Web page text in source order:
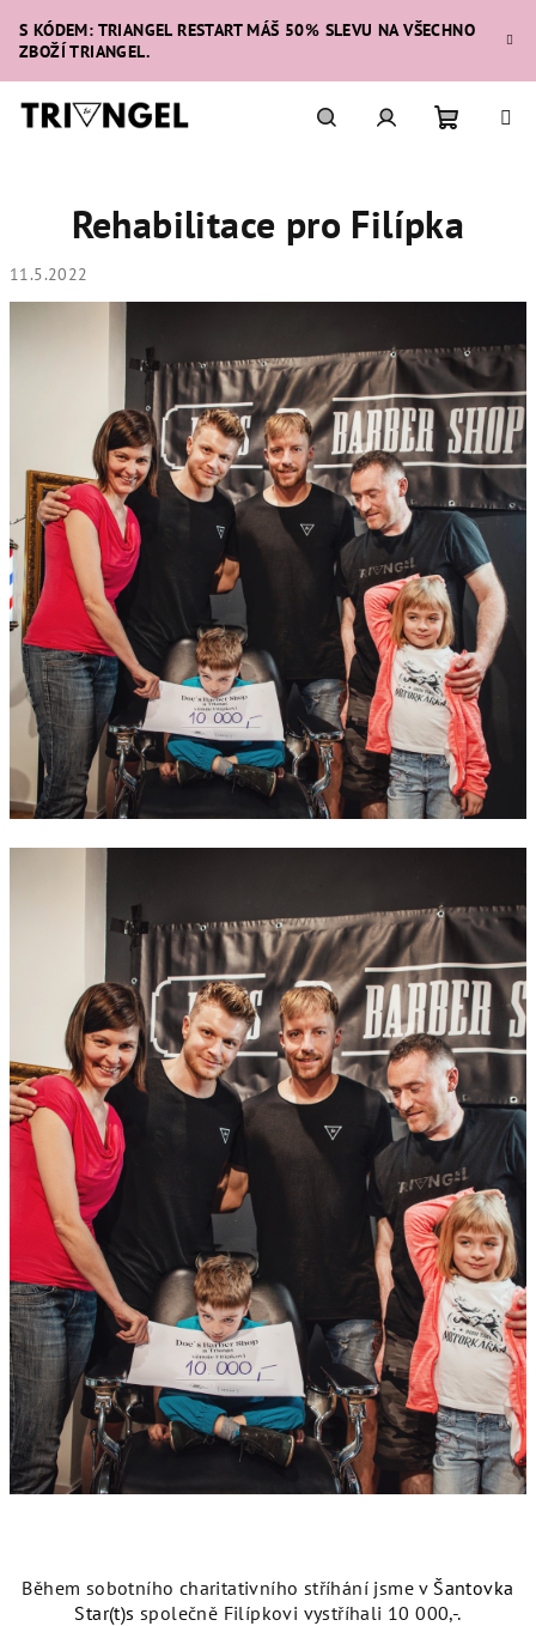
obsah
S KÓDEM: TRIANGEL RESTART MÁŠ 50% SLEVU NA VŠECHNO
ZBOŽÍ TRIANGEL.
košík
Rehabilitace pro Filípka
11.5.2022
Během sobotního charitativního stříhání jsme v Šantovka
Star(t)s společně Filípkovi vystříhali 10 000,-.